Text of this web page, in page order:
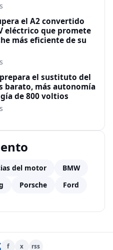
el A2 convertido
eléctrico que promete
más eficiente de su
el sustituto del
barato, más autonomía
de 800 voltios
del motor
BMW
Porsche Ford
f x rss